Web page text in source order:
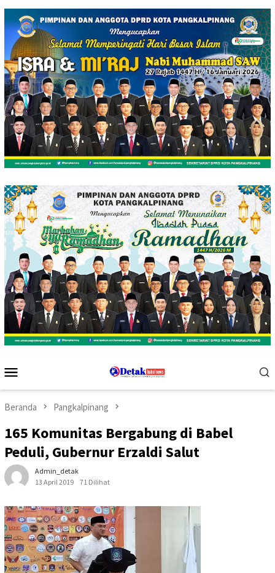
Loncat
konten
Mobile
Beranda Pangkalpinang
165 Komunitas Bergabung di Babel
Peduli, Gubernur Erzaldi Salut
Admin_detak
13 April 2019
71 Dilihat